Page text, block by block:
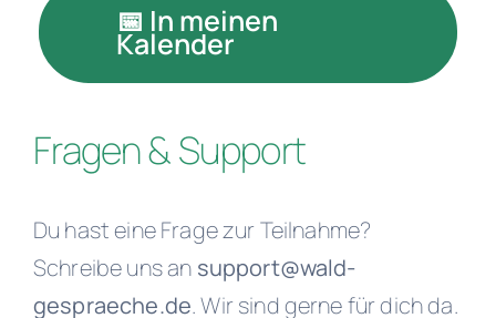
📅 In meinen
Kalender
Fragen & Support
Du hast eine Frage zur Teilnahme?
Schreibe uns an support@wald-
gespraeche.de. Wir sind gerne für dich da.